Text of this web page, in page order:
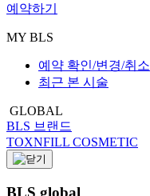
예약하기
MY BLS
예약 확인/변경/취소
최근 본 시술
GLOBAL
BLS 브랜드
TOXNFILL COSMETIC
BLS global